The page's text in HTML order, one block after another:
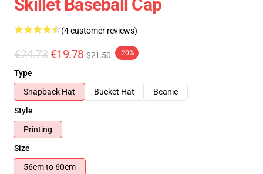
Skillet Baseball Cap
(4 customer reviews)
€24.73 €19.78 $21.50 -20%
Type
Snapback Hat
Bucket Hat
Beanie
Style
Printing
Size
56cm to 60cm